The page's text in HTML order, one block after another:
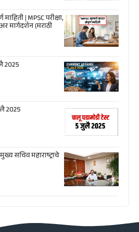
| MPSC परीक्षा,
मार्गदर्शन (मराठी
2025
2025
सचिव महाराष्ट्राचे